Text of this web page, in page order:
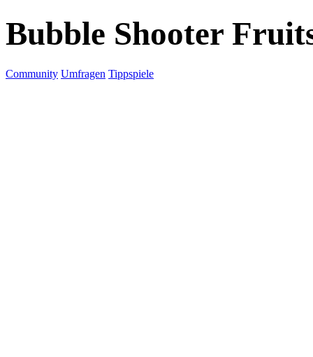
Bubble Shooter
Community Umfragen Tippspiele